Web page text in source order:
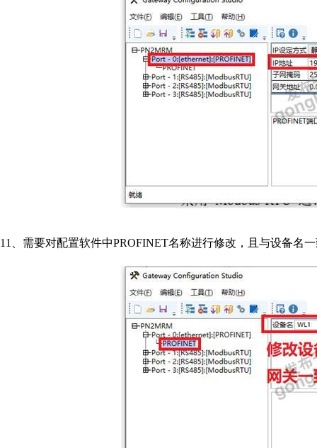
11 、需要对配置软件中PROFINET名称进行修改，且与设备名